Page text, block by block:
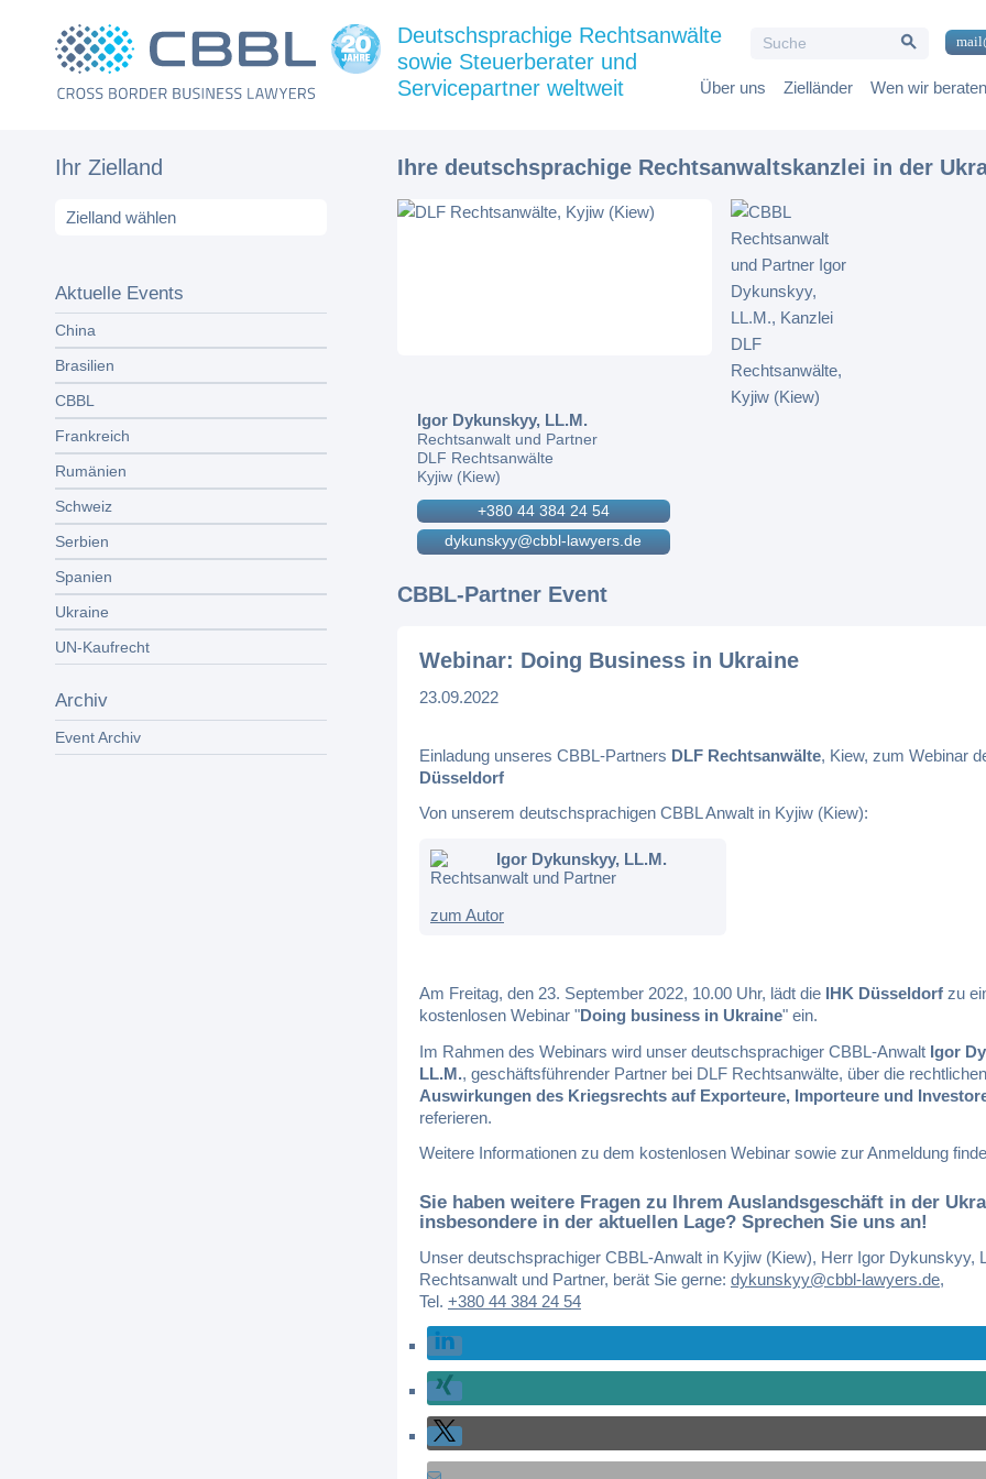
for:
Search Button
Über uns Zielländer Wen wir beraten
Deutschsprachige Rechtsanwälte
sowie Steuerberater und
Servicepartner weltweit
Ihr Zielland
Aktuelle Events
China
Brasilien
CBBL
Frankreich
Rumänien
Schweiz
Serbien
Spanien
Ukraine
UN-Kaufrecht
Archiv
Event Archiv
Ihre deutschsprachige Rechtsanwaltskanzlei in der
Igor Dykunskyy, LL.M.
Rechtsanwalt und Partner
DLF Rechtsanwälte
Kyjiw (Kiew)
+380 44 384 24 54
dykunskyy@cbbl-lawyers.de
CBBL-Partner Event
Webinar: Doing Business in Ukraine
23.09.2022
Einladung unseres CBBL-Partners DLF Rechtsanwälte, Kiew, zum Webinar
Düsseldorf
Von unserem deutschsprachigen CBBL Anwalt in Kyjiw (Kiew):
Igor Dykunskyy, LL.M.
Rechtsanwalt und Partner
zum Autor
Am Freitag, den 23. September 2022, 10.00 Uhr, lädt die IHK Düsseldorfzu
kostenlosen Webinar "Doing business in Ukraine" ein.
Im Rahmen des Webinars wird unser deutschsprachiger CBBL-Anwalt Igor
LL.M., geschäftsführender Partner bei DLF Rechtsanwälte, über die rechtlichen
Auswirkungen des Kriegsrechts auf Exporteure, Importeure und
referieren.
Weitere Informationen zu dem kostenlosen Webinar sowie zur Anmeldung
Sie haben weitere Fragen zu Ihrem Auslandsgeschäft in der
insbesondere in der aktuellen Lage? Sprechen Sie uns an!
Unser deutschsprachiger CBBL-Anwalt in Kyjiw (Kiew), Herr Igor Dykunskyy,
Rechtsanwalt und Partner, berät Sie gerne: dykunskyy@cbbl-lawyers.de,
Tel. +380 44 384 24 54